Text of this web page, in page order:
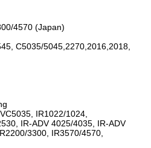
4570 (Japan)
C5035/5045,2270,2016,2018,
IR1022/1024,
IR-ADV 4025/4035, IR-ADV
3300, IR3570/4570,